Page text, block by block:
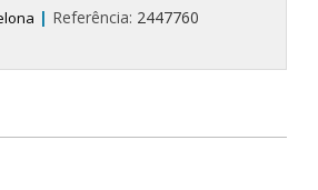
| Referência: 2447760